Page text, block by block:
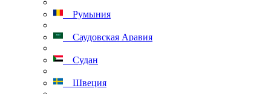
Румыния
Саудовская Аравия
Судан
Швеция